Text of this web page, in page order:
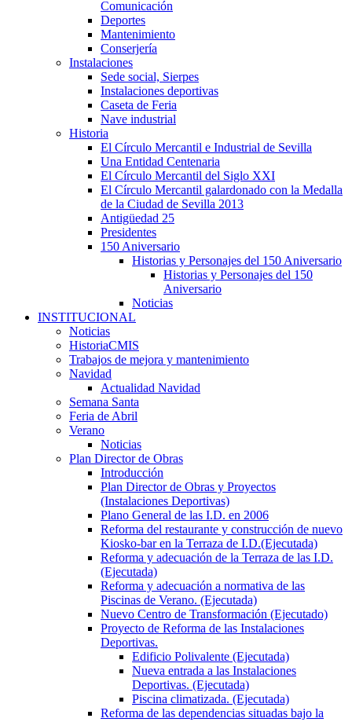
Comunicación
Deportes
Mantenimiento
Conserjería
Instalaciones
Sede social, Sierpes
Instalaciones deportivas
Caseta de Feria
Nave industrial
Historia
El Círculo Mercantil e Industrial de Sevilla
Una Entidad Centenaria
El Círculo Mercantil del Siglo XXI
El Círculo Mercantil galardonado con la Medalla
de la Ciudad de Sevilla 2013
Antigüedad 25
Presidentes
150 Aniversario
Historias y Personajes del 150 Aniversario
Historias y Personajes del 150
Aniversario
Noticias
INSTITUCIONAL
Noticias
HistoriaCMIS
Trabajos de mejora y mantenimiento
Navidad
Actualidad Navidad
Semana Santa
Feria de Abril
Verano
Noticias
Plan Director de Obras
Introducción
Plan Director de Obras y Proyectos
(Instalaciones Deportivas)
Plano General de las I.D. en 2006
Reforma del restaurante y construcción de nuevo
Kiosko-bar en la Terraza de I.D.(Ejecutada)
Reforma y adecuación de la Terraza de las I.D.
(Ejecutada)
Reforma y adecuación a normativa de las
Piscinas de Verano. (Ejecutada)
Nuevo Centro de Transformación (Ejecutado)
Proyecto de Reforma de las Instalaciones
Deportivas.
Edificio Polivalente (Ejecutada)
Nueva entrada a las Instalaciones
Deportivas. (Ejecutada)
Piscina climatizada. (Ejecutada)
Reforma de las dependencias situadas bajo la